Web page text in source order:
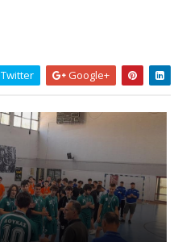
Twitter Google+